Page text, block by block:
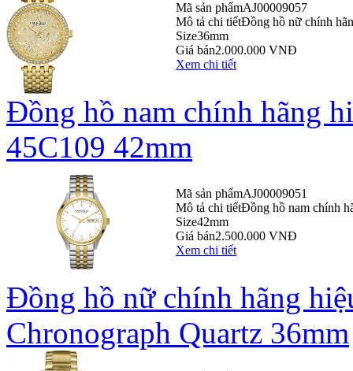
Mã sản phẩmAJ00009057
Mô tả chi tiếtĐồng hồ nữ chính
Size36mm
Giá bán2.000.000 VNĐ
Xem chi tiết
Đồng hồ nam chính hãng
45C109 42mm
Mã sản phẩmAJ00009051
Mô tả chi tiếtĐồng hồ nam chính
Size42mm
Giá bán2.500.000 VNĐ
Xem chi tiết
Đồng hồ nữ chính hãng
Chronograph Quartz 36mm